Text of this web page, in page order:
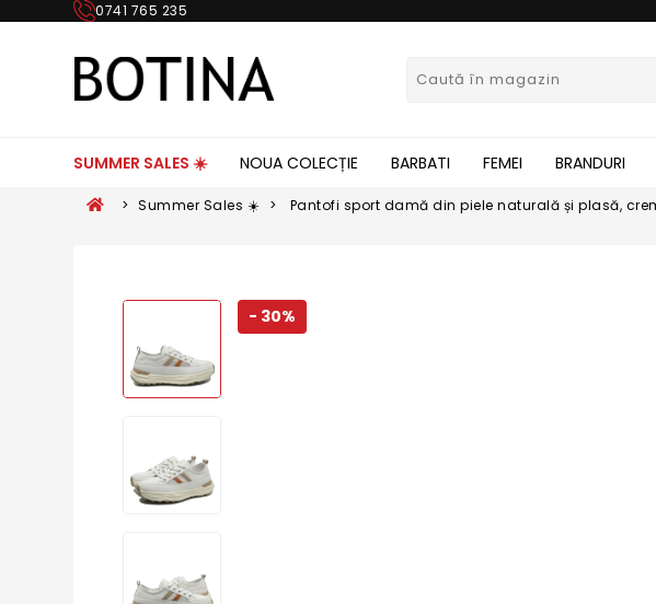
0741 765 235
SUMMER SALES ☀️ NOUA COLECȚIE BARBATI FEMEI BRANDURI
> Summer Sales ☀️ >
Pantofi sport damă din piele naturală și plasă,
- 30%